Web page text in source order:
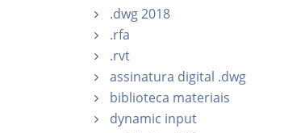
.dwg 2018
.rfa
.rvt
assinatura digital .dwg
biblioteca materiais
dynamic input